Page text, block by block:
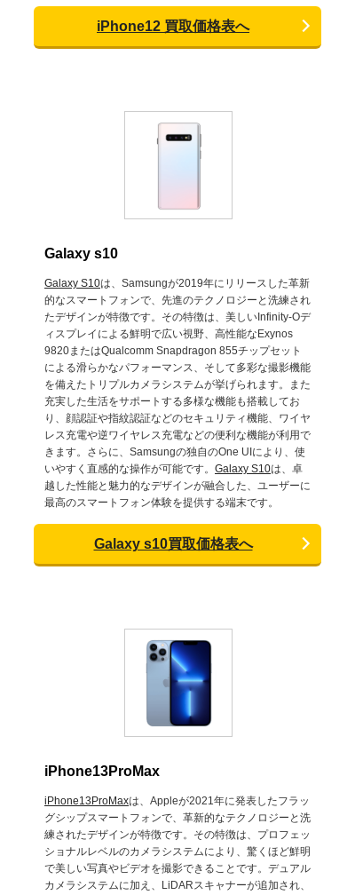
iPhone12 買取価格表へ
Galaxy s10
Galaxy S10は、Samsungが2019年にリリースした革新
的なスマートフォンで、先進のテクノロジーと洗練され
たデザインが特徴です。その特徴は、美しいInfinity-Oデ
ィスプレイによる鮮明で広い視野、高性能なExynos
9820またはQualcomm Snapdragon 855チップセット
による滑らかなパフォーマンス、そして多彩な撮影機能
を備えたトリプルカメラシステムが挙げられます。また
充実した生活をサポートする多様な機能も搭載してお
り、顔認証や指紋認証などのセキュリティ機能、ワイヤ
レス充電や逆ワイヤレス充電などの便利な機能が利用で
きます。さらに、Samsungの独自のOne UIにより、使
いやすく直感的な操作が可能です。 Galaxy S10は、卓
越した性能と魅力的なデザインが融合した、ユーザーに
最高のスマートフォン体験を提供する端末です。
Galaxy s10買取価格表へ
iPhone13ProMax
iPhone13ProMaxは、Appleが2021年に発表したフラッ
グシップスマートフォンで、革新的なテクノロジーと洗
練されたデザインが特徴です。その特徴は、プロフェッ
ショナルレベルのカメラシステムにより、驚くほど鮮明
で美しい写真やビデオを撮影できることです。デュアル
カメラシステムに加え、LiDARスキャナーが追加され、